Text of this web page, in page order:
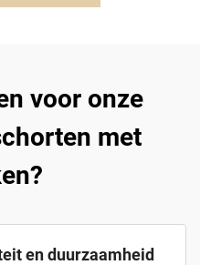
voor onze
met
en duurzaamheid